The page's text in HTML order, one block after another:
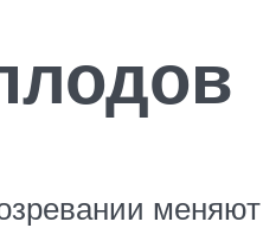
меняют